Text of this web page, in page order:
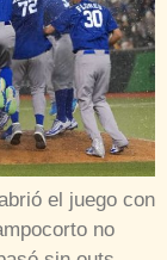
el juego con
no